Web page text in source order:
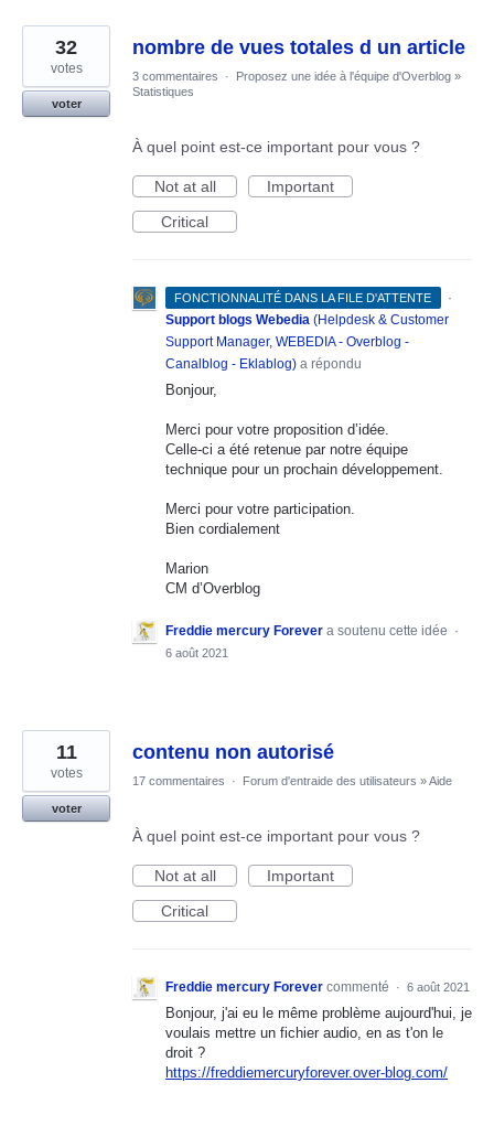
nombre de vues totales d un article
32
votes
voter
3 commentaires · Proposez une idée à l'équipe d'Overblog »
Statistiques
À quel point est-ce important pour vous ?
Not at all
Important
Critical
FONCTIONNALITÉ DANS LA FILE D'ATTENTE
·
Support blogs Webedia (Helpdesk & Customer
Support Manager, WEBEDIA - Overblog -
Canalblog - Eklablog) a répondu
Bonjour,
Merci pour votre proposition d’idée.
Celle-ci a été retenue par notre équipe
technique pour un prochain développement.
Merci pour votre participation.
Bien cordialement
Marion
CM d’Overblog
Freddie mercury Forever a soutenu cette idée ·
6 août 2021
contenu non autorisé
11
votes
voter
17 commentaires · Forum d'entraide des utilisateurs »Aide
À quel point est-ce important pour vous ?
Not at all
Important
Critical
Freddie mercury Forever commenté · 6 août 2021
Bonjour, j'ai eu le même problème aujourd'hui, je
voulais mettre un fichier audio, en as t'on le
droit ?
https://freddiemercuryforever.over-blog.com/